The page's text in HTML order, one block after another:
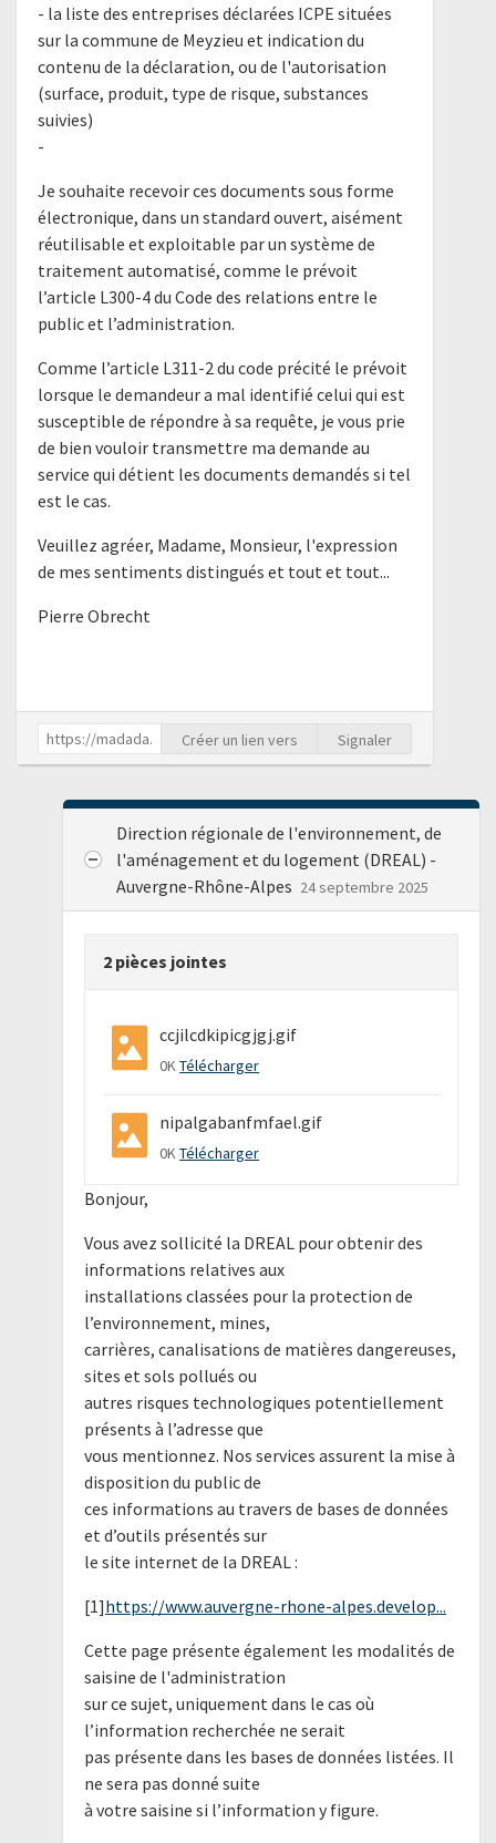
- la liste des entreprises déclarées ICPE situées
sur la commune de Meyzieu et indication du
contenu de la déclaration, ou de l'autorisation
(surface, produit, type de risque, substances
suivies)
-
Je souhaite recevoir ces documents sous forme
électronique, dans un standard ouvert, aisément
réutilisable et exploitable par un système de
traitement automatisé, comme le prévoit
l’article L300-4 du Code des relations entre le
public et l’administration.
Comme l’article L311-2 du code précité le prévoit
lorsque le demandeur a mal identifié celui qui est
susceptible de répondre à sa requête, je vous prie
de bien vouloir transmettre ma demande au
service qui détient les documents demandés si tel
est le cas.
Veuillez agréer, Madame, Monsieur, l'expression
de mes sentiments distingués et tout et tout...
Pierre Obrecht
Créer un lien vers Signaler
Direction régionale de l'environnement, de
l'aménagement et du logement (DREAL) -
Auvergne-Rhône-Alpes 24 septembre 2025
2 pièces jointes
ccjilcdkipicgjgj.gif
0KTélécharger
nipalgabanfmfael.gif
0KTélécharger
Bonjour,
Vous avez sollicité la DREAL pour obtenir des
informations relatives aux
installations classées pour la protection de
l’environnement, mines,
carrières, canalisations de matières dangereuses,
sites et sols pollués ou
autres risques technologiques potentiellement
présents à l’adresse que
vous mentionnez. Nos services assurent la mise à
disposition du public de
ces informations au travers de bases de données
et d’outils présentés sur
le site internet de la DREAL :
[1]https://www.auvergne-rhone-alpes.develop...
Cette page présente également les modalités de
saisine de l'administration
sur ce sujet, uniquement dans le cas où
l’information recherchée ne serait
pas présente dans les bases de données listées. Il
ne sera pas donné suite
à votre saisine si l’information y figure.